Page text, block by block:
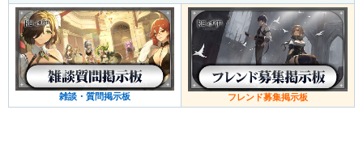
雑談・質問掲示板 フレンド募集掲示板